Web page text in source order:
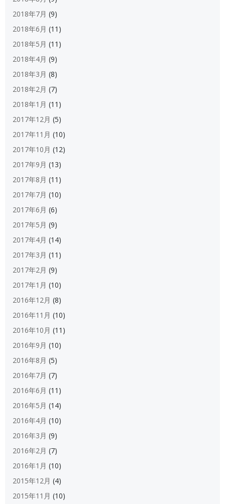
2018年7月 (9)
2018年6月 (11)
2018年5月 (11)
2018年4月 (9)
2018年3月 (8)
2018年2月 (7)
2018年1月 (11)
2017年12月 (5)
2017年11月 (10)
2017年10月 (12)
2017年9月 (13)
2017年8月 (11)
2017年7月 (10)
2017年6月 (6)
2017年5月 (9)
2017年4月 (14)
2017年3月 (11)
2017年2月 (9)
2017年1月 (10)
2016年12月 (8)
2016年11月 (10)
2016年10月 (11)
2016年9月 (10)
2016年8月 (5)
2016年7月 (7)
2016年6月 (11)
2016年5月 (14)
2016年4月 (10)
2016年3月 (9)
2016年2月 (7)
2016年1月 (10)
2015年12月 (4)
2015年11月 (10)